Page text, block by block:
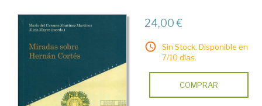
24,00 €
Sin Stock. Disponible en
7/10 días.
COMPRAR